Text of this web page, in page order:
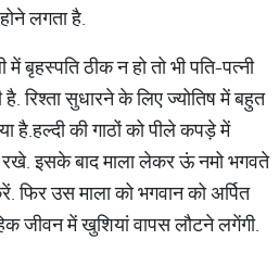
लगता है.
बृहस्पति ठीक न हो तो भी पति-पत्नी
रिश्ता सुधारने के लिए ज्योतिष में बहुत
है.हल्दी की गाठों को पीले कपड़े में
इसके बाद माला लेकर ऊं नमो भगवते
फिर उस माला को भगवान को अर्पित
जीवन में खुशियां वापस लौटने लगेंगी.